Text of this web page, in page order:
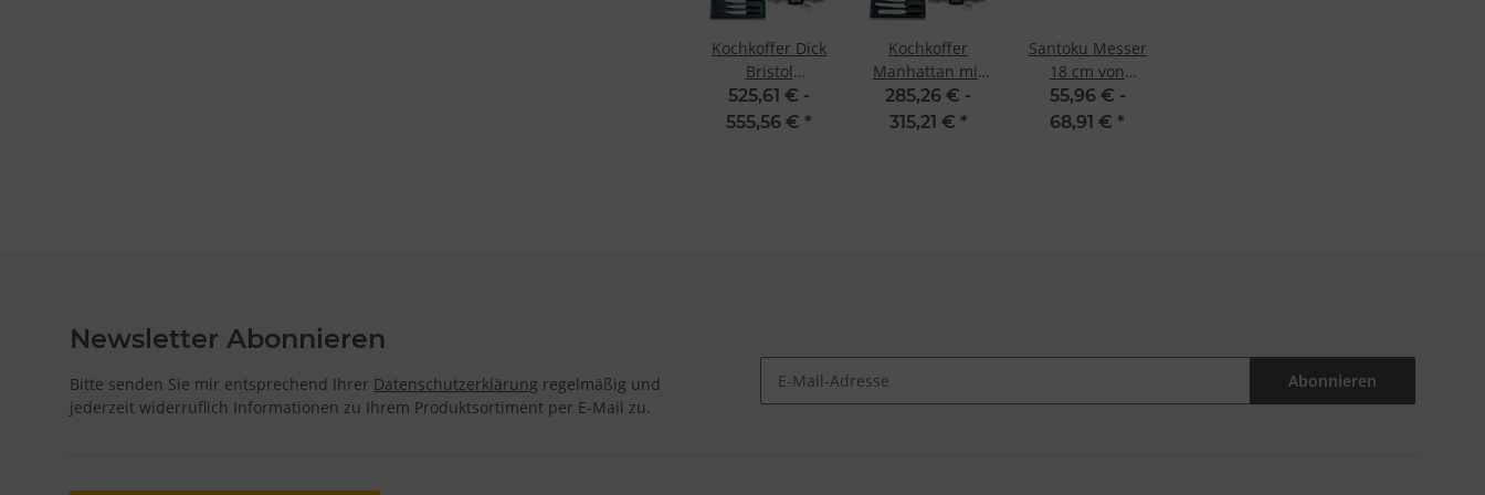
Kochkoffer Dick
Bristol
geschmiedete u.
gestanzte
525,61 € -
555,56 € *
Kochkoffer
Manhattan mit
Bestückung von
Dick
285,26 € -
315,21 € *
Santoku Messer
18 cm von
Premier Plus
Eurasia von Dick
55,96 € -
68,91 € *
Newsletter Abonnieren
Bitte senden Sie mir entsprechend Ihrer Datenschutzerklärung regelmäßig und
jederzeit widerruflich Informationen zu Ihrem Produktsortiment per E-Mail zu.
Abonnieren